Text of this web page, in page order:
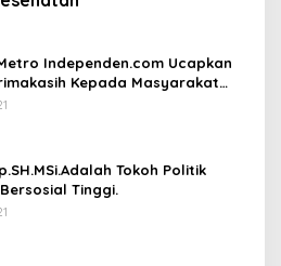
Independen.com Ucapkan
Kepada Masyarakat
Dan Pembaca.
Tokoh Politik
Tinggi.